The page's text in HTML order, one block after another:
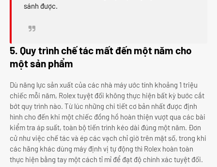
sánh được.
5. Quy trình chế tác mất đến một năm cho
một sản phẩm
Dù năng lực sản xuất của các nhà máy ước tính khoảng 1 triệu
chiếc mỗi năm, Rolex tuyệt đối không thực hiện bất kỳ bước cắt
bớt quy trình nào. Từ lúc những chi tiết cơ bản nhất được định
hình cho đến khi một chiếc đồng hồ hoàn thiện vượt qua các bài
kiểm tra áp suất, toàn bộ tiến trình kéo dài đúng một năm. Đơn
cử như việc chế tác và ép các vạch chỉ giờ trên mặt số, trong khi
các hãng khác dùng máy định vị tự động thì Rolex hoàn toàn
thực hiện bằng tay một cách tỉ mỉ để đạt độ chính xác tuyệt đối.